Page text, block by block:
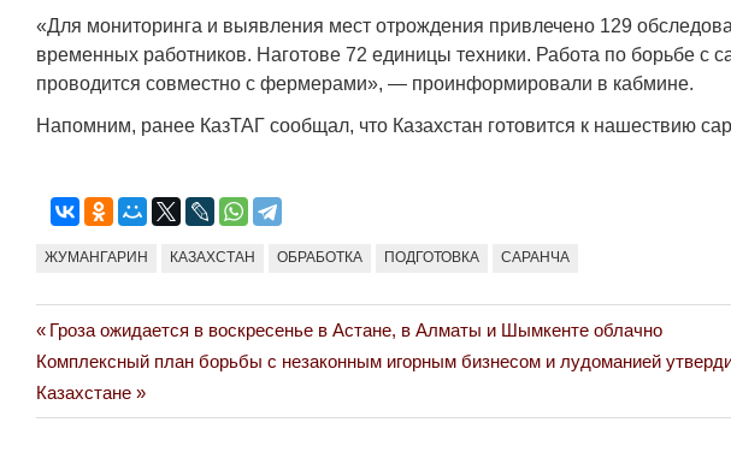
«Для мониторинга и выявления мест отрождения привлечено 129
временных работников. Наготове 72 единицы техники. Работа по борьбе с
проводится совместно с фермерами», — проинформировали в кабмине.
Напомним, ранее КазТАГ сообщал, что Казахстан готовится к нашествию
ЖУМАНГАРИН КАЗАХСТАН ОБРАБОТКА ПОДГОТОВКА САРАНЧА
Навигация
по
Previous
Post:
Гроза ожидается в воскресенье в Астане, в Алматы и Шымкенте облачно
Next
Post:
Комплексный план борьбы с незаконным игорным бизнесом и лудоманией
Казахстане